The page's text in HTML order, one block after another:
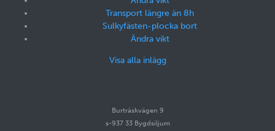
Transport längre än 8h
Sulkyfästen-plocka bort
Ändra vikt
Visa alla inlägg
Burträskvägen 9
s-937 33 Bygdsiljum